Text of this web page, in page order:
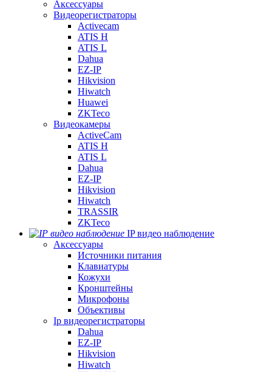
Аксессуары
Видеорегистраторы
Activecam
ATIS H
ATIS L
Dahua
EZ-IP
Hikvision
Hiwatch
Huawei
ZKTeco
Видеокамеры
ActiveCam
ATIS H
ATIS L
Dahua
EZ-IP
Hikvision
Hiwatch
TRASSIR
ZKTeco
IP видео наблюдение
Аксессуары
Источники питания
Клавиатуры
Кожухи
Кронштейны
Микрофоны
Объективы
Ip видеорегистраторы
Dahua
EZ-IP
Hikvision
Hiwatch